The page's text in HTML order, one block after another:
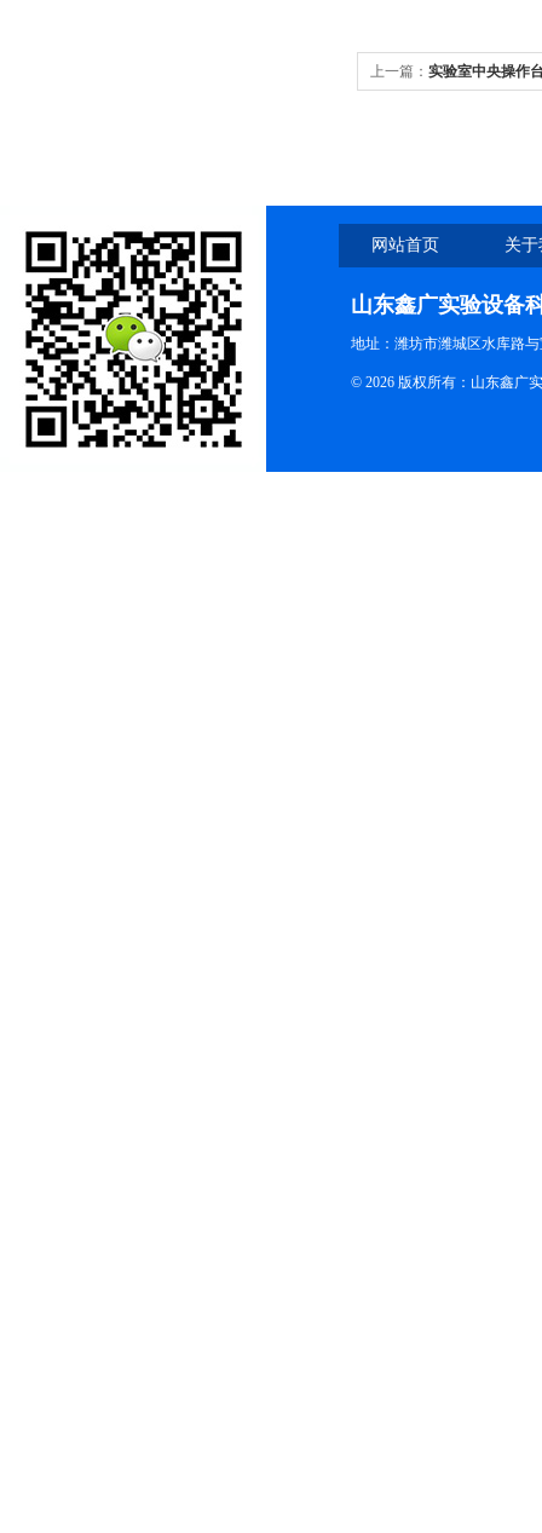
上一篇： 实验室中央操作
网站首页 关
山东鑫广实验设备
地址：潍坊市潍城区水库路
© 2026 版权所有：山东鑫广